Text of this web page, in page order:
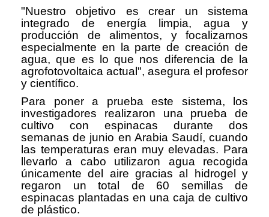
"Nuestro objetivo es crear un sistema
integrado de energía limpia, agua y
producción de alimentos, y focalizarnos
especialmente en la parte de creación de
agua, que es lo que nos diferencia de la
agrofotovoltaica actual", asegura el profesor
y científico.
Para poner a prueba este sistema, los
investigadores realizaron una prueba de
cultivo con espinacas durante dos
semanas de junio en Arabia Saudí, cuando
las temperaturas eran muy elevadas. Para
llevarlo a cabo utilizaron agua recogida
únicamente del aire gracias al hidrogel y
regaron un total de 60 semillas de
espinacas plantadas en una caja de cultivo
de plástico.